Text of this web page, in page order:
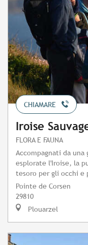
CHIAMARE
Iroise
FLORA E FAUNA
Accompagnati da
esplorate l'Iroise, la
tesoro per gli occhi e
Pointe de Corsen
29810
Plouarzel